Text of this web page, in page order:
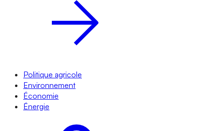
Politique agricole
Environnement
Économie
Énergie